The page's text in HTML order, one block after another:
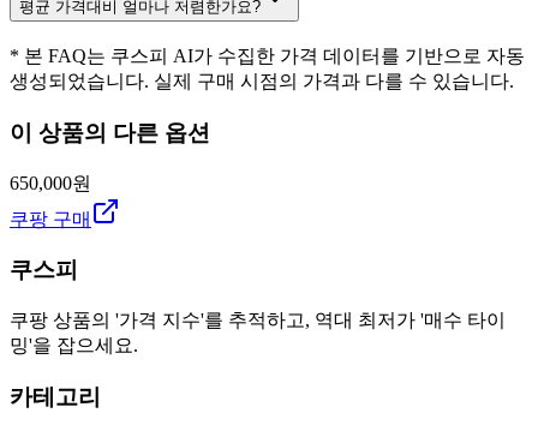
평균 가격대비 얼마나 저렴한가요?
* 본 FAQ는 쿠스피 AI가 수집한 가격 데이터를 기반으로 자동
생성되었습니다. 실제 구매 시점의 가격과 다를 수 있습니다.
이 상품의 다른 옵션
650,000원
쿠팡 구매
쿠스피
쿠팡 상품의 '가격 지수'를 추적하고, 역대 최저가 '매수 타이
밍'을 잡으세요.
카테고리